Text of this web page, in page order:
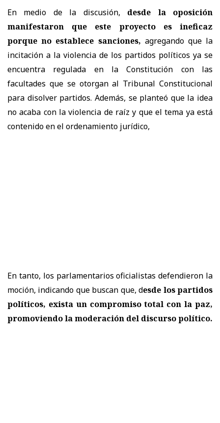
En medio de la discusión, desde la oposición
manifestaron que este proyecto es ineficaz
porque no establece sanciones, agregando que la
incitación a la violencia de los partidos políticos ya se
encuentra regulada en la Constitución con las
facultades que se otorgan al Tribunal Constitucional
para disolver partidos. Además, se planteó que la idea
no acaba con la violencia de raíz y que el tema ya está
contenido en el ordenamiento jurídico,
En tanto, los parlamentarios oficialistas defendieron la
moción, indicando que buscan que, desde los partidos
políticos, exista un compromiso total con la paz,
promoviendo la moderación del discurso político.